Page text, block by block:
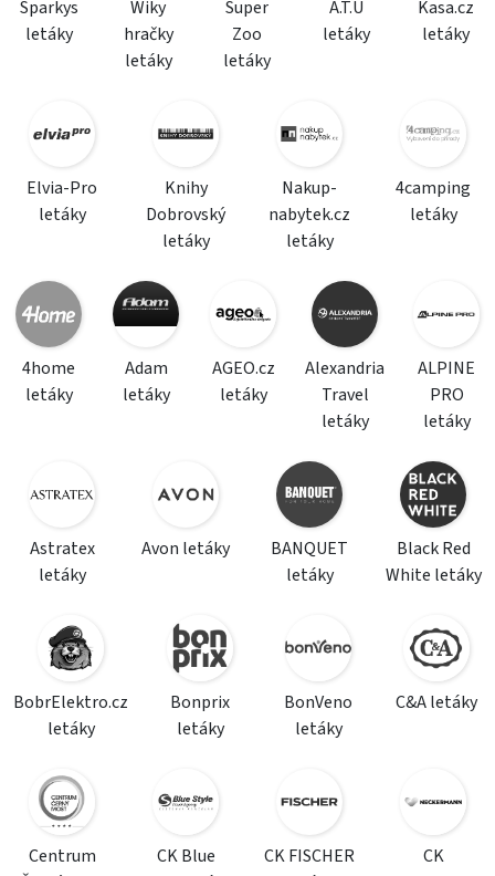
Sparkys
letáky
Wiky
hračky
letáky
Super
Zoo
letáky
A.T.U
letáky
Kasa.cz
letáky
Elvia-Pro
letáky
Knihy
Dobrovský
letáky
Nakup-
nabytek.cz
letáky
4camping
letáky
4home
letáky
Adam
letáky
AGEO.cz
letáky
Alexandria
Travel
letáky
ALPINE
PRO
letáky
Astratex
letáky
Avon letáky
BANQUET
letáky
Black Red
White letáky
BobrElektro.cz
letáky
Bonprix
letáky
BonVeno
letáky
C&A letáky
Centrum
CK Blue
CK FISCHER
CK